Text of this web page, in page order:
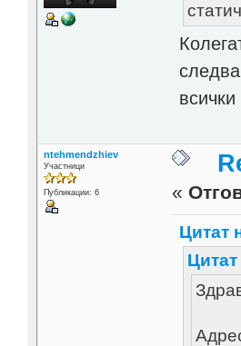
ntehmendzhiev
Участници
Публикации: 6 «
Цитат